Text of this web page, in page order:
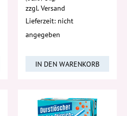
zzgl.Versand
Lieferzeit: nicht
angegeben
IN DEN WARENKORB